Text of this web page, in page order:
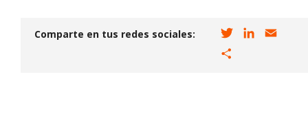
Comparte en tus redes sociales: